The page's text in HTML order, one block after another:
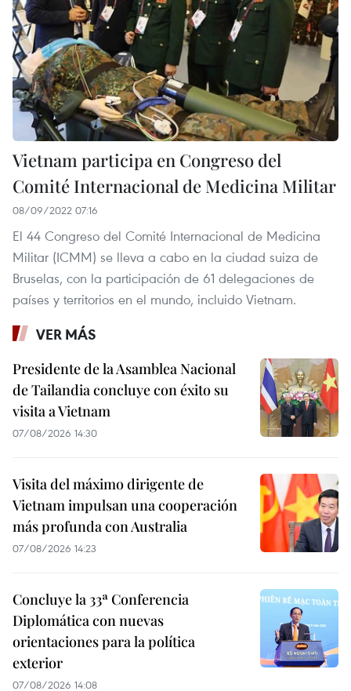
Vietnam participa en Congreso del
Comité Internacional de Medicina Militar
08/09/2022 07:16
El 44 Congreso del Comité Internacional de Medicina
Militar (ICMM) se lleva a cabo en la ciudad suiza de
Bruselas, con la participación de 61 delegaciones de
países y territorios en el mundo, incluido Vietnam.
VER MÁS
Presidente de la Asamblea Nacional
de Tailandia concluye con éxito su
visita a Vietnam
07/08/2026 14:30
Visita del máximo dirigente de
Vietnam impulsan una cooperación
más profunda con Australia
07/08/2026 14:23
Concluye la 33ª Conferencia
Diplomática con nuevas
orientaciones para la política
exterior
07/08/2026 14:08